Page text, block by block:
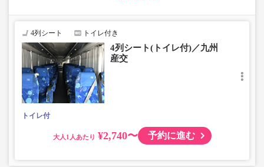
で、あらかじめご了承ください。
4列シート トイレ付き
4列シート(トイレ付)／九州
産交
トイレ付
大人 ¥2,740〜 予約に進む